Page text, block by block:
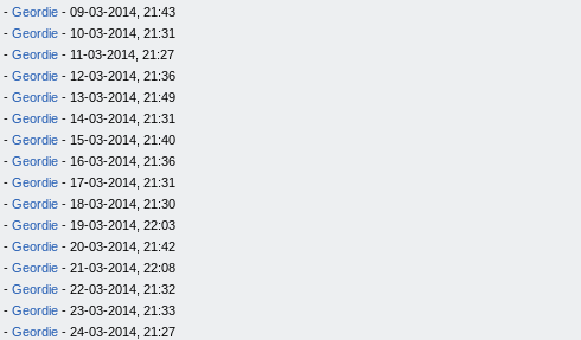
- Geordie - 09-03-2014, 21:43
- Geordie - 10-03-2014, 21:31
- Geordie - 11-03-2014, 21:27
- Geordie - 12-03-2014, 21:36
- Geordie - 13-03-2014, 21:49
- Geordie - 14-03-2014, 21:31
- Geordie - 15-03-2014, 21:40
- Geordie - 16-03-2014, 21:36
- Geordie - 17-03-2014, 21:31
- Geordie - 18-03-2014, 21:30
- Geordie - 19-03-2014, 22:03
- Geordie - 20-03-2014, 21:42
- Geordie - 21-03-2014, 22:08
- Geordie - 22-03-2014, 21:32
- Geordie - 23-03-2014, 21:33
- Geordie - 24-03-2014, 21:27